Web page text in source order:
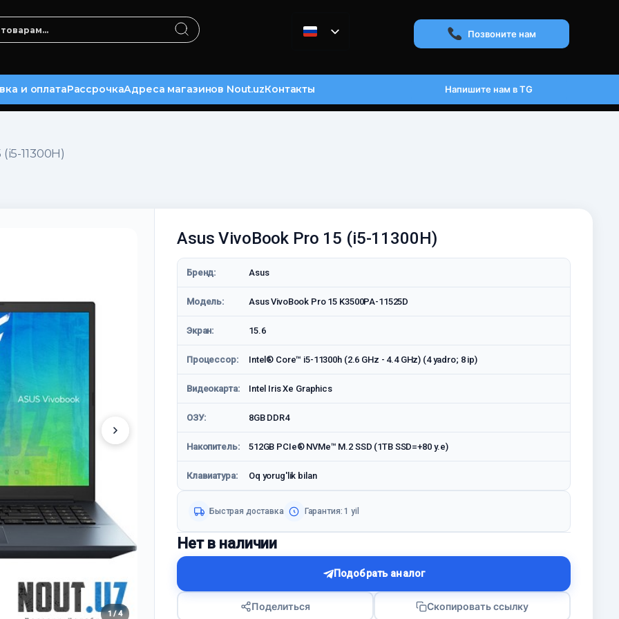
Позвоните нам
и оплатаРассрочкаАдреса магазинов Nout.uzКонтакты Напишите нам в TG
11300H)
1 / 4
Asus VivoBook Pro 15 (i5-11300H)
Бренд: Asus
Модель: Asus VivoBook Pro 15 K3500PA-11525D
Экран: 15.6
Процессор: Intel® Core™ i5-11300h (2.6 GHz - 4.4 GHz) (4 yadro; 8 ip)
Видеокарта: Intel Iris Xe Graphics
ОЗУ: 8GB DDR4
Накопитель: 512GB PCIe® NVMe™ M.2 SSD (1TB SSD=+80 у.е)
Клавиатура: Oq yorug'lik bilan
Быстрая доставка Гарантия: 1 yil
Нет в наличии
Подобрать аналог
Поделиться Скопировать ссылку